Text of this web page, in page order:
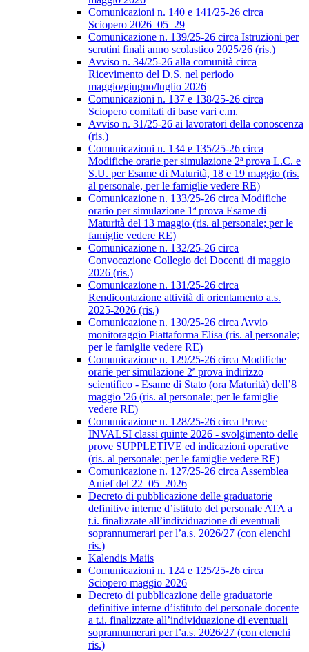
Comunicazioni n. 140 e 141/25-26 circa
Sciopero 2026_05_29
Comunicazione n. 139/25-26 circa Istruzioni per
scrutini finali anno scolastico 2025/26 (ris.)
Avviso n. 34/25-26 alla comunità circa
Ricevimento del D.S. nel periodo
maggio/giugno/luglio 2026
Comunicazioni n. 137 e 138/25-26 circa
Sciopero comitati di base vari c.m.
Avviso n. 31/25-26 ai lavoratori della conoscenza
(ris.)
Comunicazioni n. 134 e 135/25-26 circa
Modifiche orarie per simulazione 2ª prova L.C. e
S.U. per Esame di Maturità, 18 e 19 maggio (ris.
al personale, per le famiglie vedere RE)
Comunicazione n. 133/25-26 circa Modifiche
orario per simulazione 1ª prova Esame di
Maturità del 13 maggio (ris. al personale; per le
famiglie vedere RE)
Comunicazione n. 132/25-26 circa
Convocazione Collegio dei Docenti di maggio
2026 (ris.)
Comunicazione n. 131/25-26 circa
Rendicontazione attività di orientamento a.s.
2025-2026 (ris.)
Comunicazione n. 130/25-26 circa Avvio
monitoraggio Piattaforma Elisa (ris. al personale;
per le famiglie vedere RE)
Comunicazione n. 129/25-26 circa Modifiche
orarie per simulazione 2ª prova indirizzo
scientifico - Esame di Stato (ora Maturità) dell’8
maggio '26 (ris. al personale; per le famiglie
vedere RE)
Comunicazione n. 128/25-26 circa Prove
INVALSI classi quinte 2026 - svolgimento delle
prove SUPPLETIVE ed indicazioni operative
(ris. al personale; per le famiglie vedere RE)
Comunicazione n. 127/25-26 circa Assemblea
Anief del 22_05_2026
Decreto di pubblicazione delle graduatorie
definitive interne d’istituto del personale ATA a
t.i. finalizzate all’individuazione di eventuali
soprannumerari per l’a.s. 2026/27 (con elenchi
ris.)
Kalendis Maiis
Comunicazioni n. 124 e 125/25-26 circa
Sciopero maggio 2026
Decreto di pubblicazione delle graduatorie
definitive interne d’istituto del personale docente
a t.i. finalizzate all’individuazione di eventuali
soprannumerari per l’a.s. 2026/27 (con elenchi
ris.)